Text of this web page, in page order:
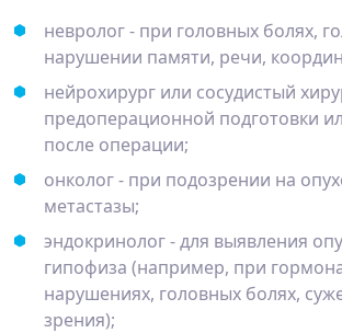
невролог - при головных болях,
нарушении памяти, речи,
нейрохирург или сосудистый
предоперационной подготовки
после операции;
онколог - при подозрении на
метастазы;
эндокринолог - для выявления
гипофиза (например, при
нарушениях, головных болях,
зрения);